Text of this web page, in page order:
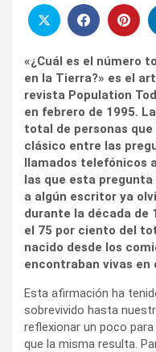
«¿Cuál es el número
en la Tierra?» es el
revista Population
en febrero de 1995.
total de personas que
clásico entre las
llamados telefónicos
las que esta
a algún escritor ya
durante la década de
el 75 por ciento del
nacido desde los
encontraban vivas en
Esta afirmación ha
sobrevivido hasta
reflexionar un poco
que la misma resulta.